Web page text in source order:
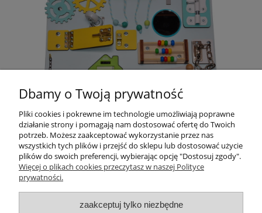
czytaj całość »
Pomoc
Dbamy o Twoją prywatność
Pliki cookies i pokrewne im technologie umożliwiają poprawne
działanie strony i pomagają nam dostosować ofertę do Twoich
potrzeb. Możesz zaakceptować wykorzystanie przez nas
wszystkich tych plików i przejść do sklepu lub dostosować użycie
plików do swoich preferencji, wybierając opcję "Dostosuj zgody".
Więcej o plikach cookies przeczytasz w naszej Polityce
prywatności.
zaakceptuj tylko niezbędne